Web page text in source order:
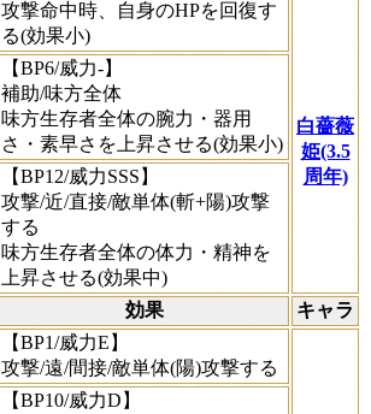
攻撃命中時、自身のHPを回復す
る(効果小)
白薔薇
姫(3.5
周年)
【BP6/威力-】
補助/味方全体
味方生存者全体の腕力・器用
さ・素早さを上昇させる(効果小)
【BP12/威力SSS】
攻撃/近/直接/敵単体(斬+陽)攻撃
する
味方生存者全体の体力・精神を
上昇させる(効果中)
効果
キャラ
【BP1/威力E】
攻撃/遠/間接/敵単体(陽)攻撃する
【BP10/威力D】